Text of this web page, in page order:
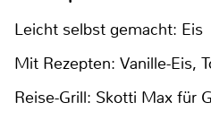
Leicht selbst gemacht: Eis
Mit Rezepten: Vanille-Eis,
Reise-Grill: Skotti Max für